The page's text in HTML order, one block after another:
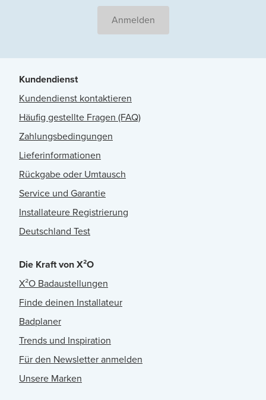
Anmelden
Kundendienst
Kundendienst kontaktieren
Häufig gestellte Fragen (FAQ)
Zahlungsbedingungen
Lieferinformationen
Rückgabe oder Umtausch
Service und Garantie
Installateure Registrierung
Deutschland Test
Die Kraft von X²O
X²O Badaustellungen
Finde deinen Installateur
Badplaner
Trends und Inspiration
Für den Newsletter anmelden
Unsere Marken